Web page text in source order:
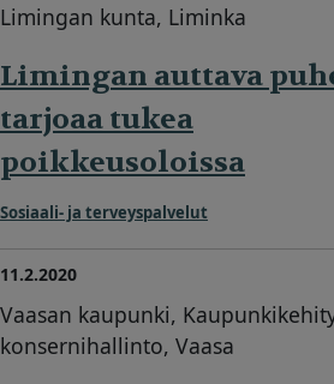
Limingan kunta, Liminka
Limingan auttava
tarjoaa tukea
poikkeusoloissa
Sosiaali- ja terveyspalvelut
11.2.2020
Vaasan kaupunki,
konsernihallinto, Vaasa